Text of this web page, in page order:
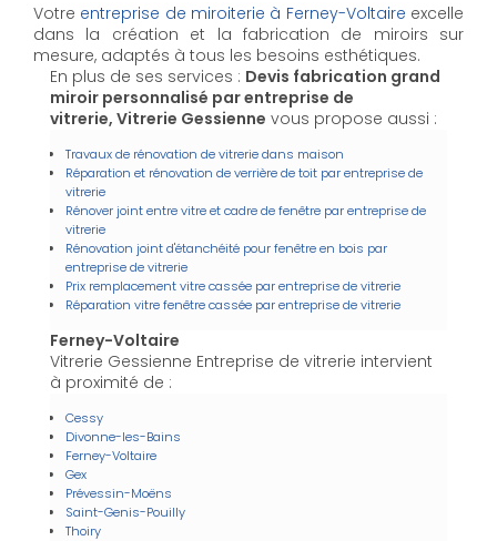
Votre entreprise de miroiterie à Ferney-Voltaire excelle
dans la création et la fabrication de miroirs sur
mesure, adaptés à tous les besoins esthétiques.
En plus de ses services : Devis fabrication grand
miroir personnalisé par entreprise de
vitrerie, Vitrerie Gessienne vous propose aussi :
Travaux de rénovation de vitrerie dans maison
Réparation et rénovation de verrière de toit par entreprise de
vitrerie
Rénover joint entre vitre et cadre de fenêtre par entreprise de
vitrerie
Rénovation joint d'étanchéité pour fenêtre en bois par
entreprise de vitrerie
Prix remplacement vitre cassée par entreprise de vitrerie
Réparation vitre fenêtre cassée par entreprise de vitrerie
Ferney-Voltaire
Vitrerie Gessienne Entreprise de vitrerie intervient
à proximité de :
Cessy
Divonne-les-Bains
Ferney-Voltaire
Gex
Prévessin-Moëns
Saint-Genis-Pouilly
Thoiry